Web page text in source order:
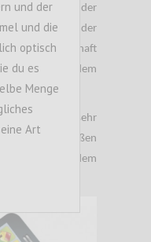
rührte an der
Beispiel einer der
nach dem
zu füllen.
Markt sehr
also einen heißen
Markt ab dem
und der
und die
optisch
du es
Menge
Art